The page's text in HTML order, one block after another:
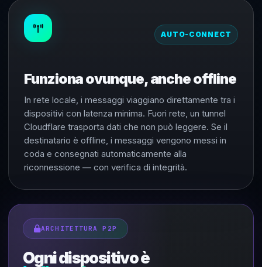
AUTO-CONNECT
Funziona ovunque, anche offline
In rete locale, i messaggi viaggiano direttamente tra i
dispositivi con latenza minima. Fuori rete, un tunnel
Cloudflare trasporta dati che non può leggere. Se il
destinatario è offline, i messaggi vengono messi in
coda e consegnati automaticamente alla
riconnessione — con verifica di integrità.
ARCHITETTURA P2P
Ogni dispositivo è